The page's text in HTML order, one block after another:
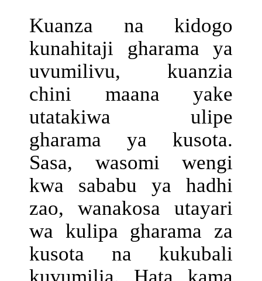
Kuanza na kidogo
kunahitaji gharama ya
uvumilivu, kuanzia
chini maana yake
utatakiwa ulipe
gharama ya kusota.
Sasa, wasomi wengi
kwa sababu ya hadhi
zao, wanakosa utayari
wa kulipa gharama za
kusota na kukubali
kuvumilia. Hata kama